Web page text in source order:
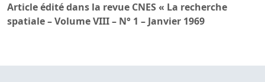
Article édité dans la revue CNES « La recherche
spatiale – Volume VIII – N° 1 – Janvier 1969